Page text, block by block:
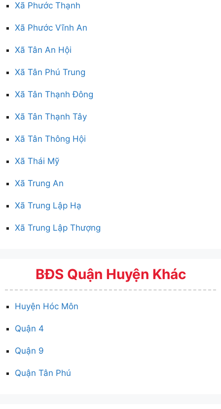
Xã Phước Thạnh
Xã Phước Vĩnh An
Xã Tân An Hội
Xã Tân Phú Trung
Xã Tân Thạnh Đông
Xã Tân Thạnh Tây
Xã Tân Thông Hội
Xã Thái Mỹ
Xã Trung An
Xã Trung Lập Hạ
Xã Trung Lập Thượng
BĐS Quận Huyện Khác
Huyện Hóc Môn
Quận 4
Quận 9
Quận Tân Phú